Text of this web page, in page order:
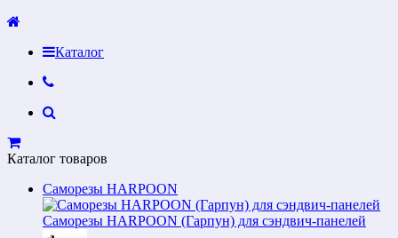
Каталог
Каталог товаров
Саморезы HARPOON
Саморезы HARPOON (Гарпун) для сэндвич-панелей